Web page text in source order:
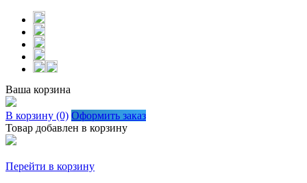
Ваша корзина
В корзину (0) Оформить заказ
Товар добавлен в корзину
Перейти в корзину